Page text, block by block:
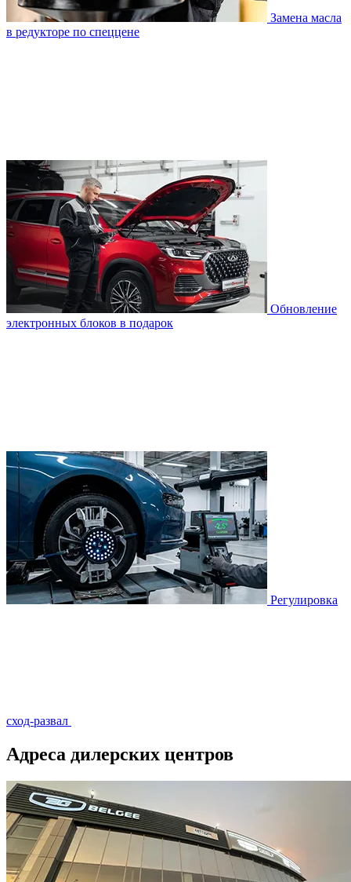
Замена масла
в редукторе по спеццене
Обновление
электронных блоков в подарок
Регулировка
сход-развал
Адреса дилерских центров